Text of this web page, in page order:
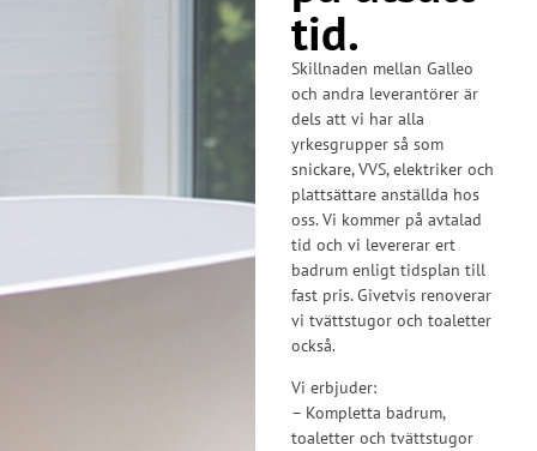
tid.
Skillnaden mellan Galleo
och andra leverantörer är
dels att vi har alla
yrkesgrupper så som
snickare, VVS, elektriker och
plattsättare anställda hos
oss. Vi kommer på avtalad
tid och vi levererar ert
badrum enligt tidsplan till
fast pris. Givetvis renoverar
vi tvättstugor och toaletter
också.
Vi erbjuder:
– Kompletta badrum,
toaletter och tvättstugor